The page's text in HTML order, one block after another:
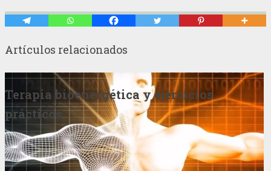
Artículos relacionados
Terapia bioenergética y ejercicios
prácticos